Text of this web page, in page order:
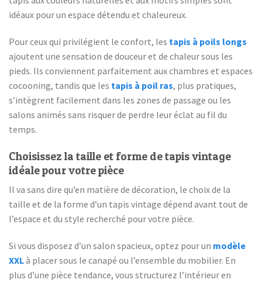
idéaux pour un espace détendu et chaleureux.
Pour ceux qui privilégient le confort, les tapis à poils longs
ajoutent une sensation de douceur et de chaleur sous les
pieds. Ils conviennent parfaitement aux chambres et espaces
cocooning, tandis que les tapis à poil ras, plus pratiques,
s’intègrent facilement dans les zones de passage ou les
salons animés sans risquer de perdre leur éclat au fil du
temps.
Choisissez la taille et forme de tapis vintage
idéale pour votre pièce
Il va sans dire qu’en matière de décoration, le choix de la
taille et de la forme d’un tapis vintage dépend avant tout de
l’espace et du style recherché pour votre pièce.
Si vous disposez d’un salon spacieux, optez pour un modèle
XXLà placer sous le canapé ou l’ensemble du mobilier. En
plus d’une pièce tendance, vous structurez l’intérieur en